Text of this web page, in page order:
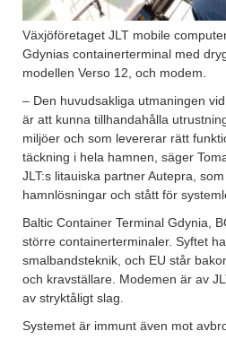
Växjöföretaget JLT mobile
Gdynias containerterminal med
modellen Verso 12, och modem.
– Den huvudsakliga utmaningen
är att kunna tillhandahålla
miljöer och som levererar rätt
täckning i hela hamnen, säger
JLT:s litauiska partner Autepra,
hamnlösningar och stått för
Baltic Container Terminal Gdynia,
större containerterminaler. Syftet
smalbandsteknik, och EU står
och kravställare. Modemen är av
av stryktåligt slag.
Systemet är immunt även mot